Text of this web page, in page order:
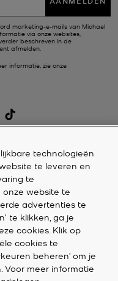
marketing-e-mails van Michael
via onze websites,
beschreven in de
afmelden.
informatie, zie onze
technologieën
te leveren en
te
onze website te
advertenties te
te klikken, ga je
cookies. Klik op
cookies te
beheren’ om je
Voor meer informatie